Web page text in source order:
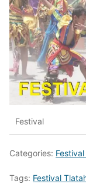
Festival
Categories:
Tags: Festival